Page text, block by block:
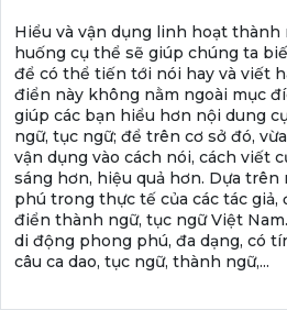
Hiểu và vận dụng linh hoạt thành
huống cụ thể sẽ giúp chúng ta
để có thể tiến tới nói hay và viết
điển này không nằm ngoài mục
giúp các bạn hiểu hơn nội dung
ngữ, tục ngữ; để trên cơ sở đó,
vận dụng vào cách nói, cách viết
sáng hơn, hiệu quả hơn. Dựa
phú trong thực tế của các tác giả,
điển thành ngữ, tục ngữ Việt
di động phong phú, đa dạng, có
câu ca dao, tục ngữ, thành ngữ,...